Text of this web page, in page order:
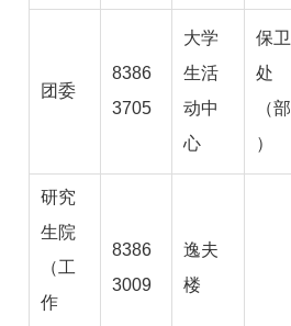
团委
8386
3705
大学
生活
动中
心
保卫
处
（部
）
研究
生院
（工
作
8386
3009
逸夫
楼